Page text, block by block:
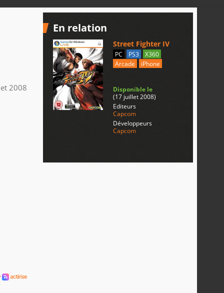
2008
En relation
Street Fighter IV
PC PS3
X360
Arcade
iPhone
Disponible le
(17 juillet 2008)
Editeurs
Capcom
Développeurs
Capcom